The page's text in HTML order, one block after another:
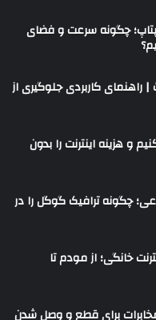
چگونه سرعت و فضای
کاربردی جلوگیری از
و هزینه اینترنت را بدون
چگونه ترافیک گوگل را در
خانگی؛ از مودم تا
مخابرات برای قطع و وصل شدن